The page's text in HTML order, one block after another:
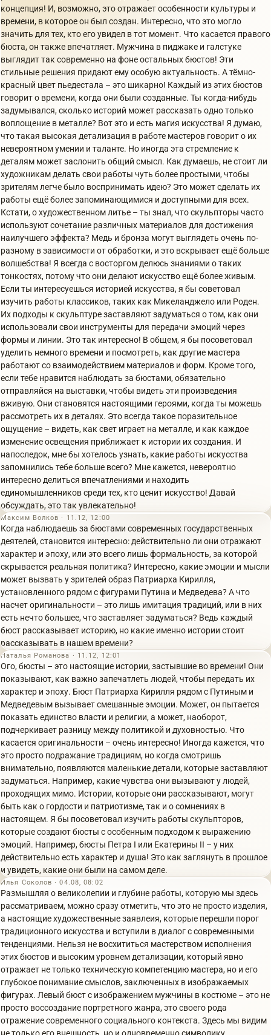
концепция! И, возможно, это отражает особенности культуры и
времени, в которое он был создан. Интересно, что это могло
значить для тех, кто его увидел в тот момент. Что касается правого
бюста, он также впечатляет. Мужчина в пиджаке и галстуке
выглядит так современно на фоне остальных бюстов! Эти
стильные решения придают ему особую актуальность. А тёмно-
красный цвет пьедестала – это шикарно! Каждый из этих бюстов
говорит о времени, когда они были созданные. Ты когда-нибудь
задумывался, сколько историй может рассказать одно только
воплощение в металле? Вот это и есть магия искусства! Я думаю,
что такая высокая детализация в работе мастеров говорит о их
невероятном умении и таланте. Но иногда эта стремление к
деталям может заслонить общий смысл. Как думаешь, не стоит ли
художникам делать свои работы чуть более простыми, чтобы
зрителям легче было воспринимать идею? Это может сделать их
работы ещё более запоминающимися и доступными для всех.
Кстати, о художественном литье – ты знал, что скульпторы часто
используют сочетание различных материалов для достижения
наилучшего эффекта? Медь и бронза могут выглядеть очень по-
разному в зависимости от обработки, и это вскрывает ещё больше
волшебства! Я всегда с восторгом делюсь знаниями о таких
тонкостях, потому что они делают искусство ещё более живым.
Если ты интересуешься историей искусства, я бы советовал
изучить работы классиков, таких как Микеланджело или Роден.
Их подходы к скульптуре заставляют задуматься о том, как они
использовали свои инструменты для передачи эмоций через
формы и линии. Это так интересно! В общем, я бы посоветовал
уделить немного времени и посмотреть, как другие мастера
работают со взаимодействием материалов и форм. Кроме того,
если тебе нравится наблюдать за бюстами, обязательно
отправляйся на выставки, чтобы видеть эти произведения
вживую. Они становятся настоящими героями, когда ты можешь
рассмотреть их в деталях. Это всегда такое поразительное
ощущение – видеть, как свет играет на металле, и как каждое
изменение освещения приближает к истории их создания. И
напоследок, мне бы хотелось узнать, какие работы искусства
запомнились тебе больше всего? Мне кажется, невероятно
интересно делиться впечатлениями и находить
единомышленников среди тех, кто ценит искусство! Давай
обсуждать, это так увлекательно!
Максим Волков · 11.12, 12:00
Когда наблюдаешь за бюстами современных государственных
деятелей, становится интересно: действительно ли они отражают
характер и эпоху, или это всего лишь формальность, за которой
скрывается реальная политика? Интересно, какие эмоции и мысли
может вызвать у зрителей образ Патриарха Кирилля,
установленного рядом с фигурами Путина и Медведева? А что
насчет оригинальности – это лишь имитация традиций, или в них
есть нечто большее, что заставляет задуматься? Ведь каждый
бюст рассказывает историю, но какие именно истории стоит
рассказывать в нашем времени?
Наталья Романова · 11.12, 12:01
Ого, бюсты – это настоящие истории, застывшие во времени! Они
показывают, как важно запечатлеть людей, чтобы передать их
характер и эпоху. Бюст Патриарха Кирилля рядом с Путиным и
Медведевым вызывает смешанные эмоции. Может, он пытается
показать единство власти и религии, а может, наоборот,
подчеркивает разницу между политикой и духовностью. Что
касается оригинальности – очень интересно! Иногда кажется, что
это просто подражание традициям, но когда смотришь
внимательно, появляются маленькие детали, которые заставляют
задуматься. Например, какие чувства они вызывают у людей,
проходящих мимо. Истории, которые они рассказывают, могут
быть как о гордости и патриотизме, так и о сомнениях в
настоящем. Я бы посоветовал изучить работы скульпторов,
которые создают бюсты с особенным подходом к выражению
эмоций. Например, бюсты Петра I или Екатерины II – у них
действительно есть характер и душа! Это как заглянуть в прошлое
и увидеть, какие они были на самом деле.
Илья Соколов · 04.08, 08:02
Размышляя о великолепии и глубине работы, которую мы здесь
рассматриваем, можно сразу отметить, что это не просто изделия,
а настоящие художественные заявлеия, которые перешли порог
традиционного искусства и вступили в диалог с современными
тенденциями. Нельзя не восхититься мастерством исполнения
этих бюстов и высоким уровнем детализации, который явно
отражает не только техническую компетенцию мастера, но и его
глубокое понимание смыслов, заключенных в изображаемых
фигурах. Левый бюст с изображением мужчины в костюме – это не
просто воссоздание портретного жанра, это своего рода
отражение современного социального контекста. Здесь мы видим